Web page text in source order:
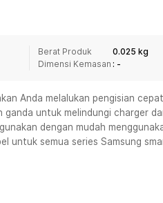
- Jumat (08:00 - 20:00), Sabtu -
Senin - Sabtu (09:00-20:00), Minggu/
Senin - Sabtu (09:00-20:00), Minggu/
Senin - Jumat (07:00 - 20:00),
- Jumat (08:00 - 20:00), Sabtu -
Berat Produk
0.025 kg
Dimensi Kemasan : -
Anda melalukan pengisian
ganda untuk melindungi charger
dengan mudah
untuk semua series Samsung